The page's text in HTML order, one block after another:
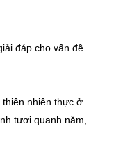
đáp cho vấn đề
nhiên thực ở
tươi quanh năm,